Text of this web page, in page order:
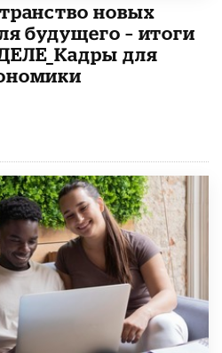
новых
будущего – итоги
для